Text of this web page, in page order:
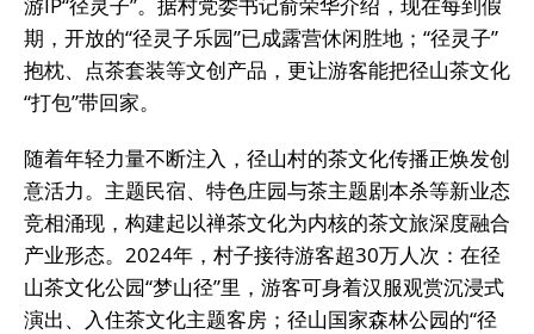
期，开放的“径灵子乐园”已成露营休闲胜地；“径灵子”
抱枕、点茶套装等文创产品，更让游客能把径山茶文化
“打包”带回家。
随着年轻力量不断注入，径山村的茶文化传播正焕发创
意活力。主题民宿、特色庄园与茶主题剧本杀等新业态
竞相涌现，构建起以禅茶文化为内核的茶文旅深度融合
产业形态。2024年，村子接待游客超30万人次：在径
山茶文化公园“梦山径”里，游客可身着汉服观赏沉浸式
演出、入住茶文化主题客房；径山国家森林公园的“径